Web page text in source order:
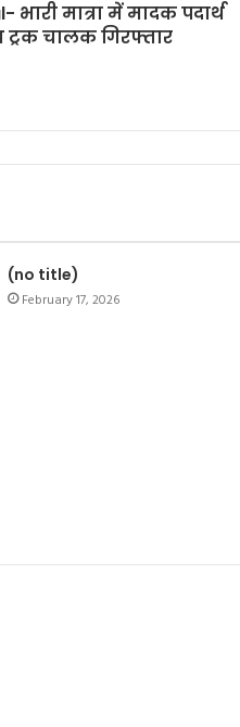
भारी मात्रा में मादक पदार्थ
चालक गिरफ्तार
(no title)
February 17, 2026